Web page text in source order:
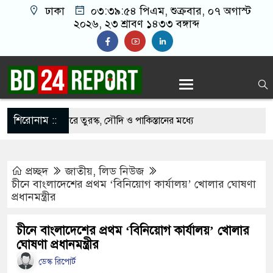
ঢাকা ০৩:৩৯:৫৫ পিএম, শুক্রবার, ০৭ অগাস্ট
২০২৬, ২৩ শ্রাবণ ১৪৩৩ বঙ্গাব্দ
শিরোনাম ::
জোরদারে তুরস্ক, সৌদি ও পাকিস্তানের মধ্যে
পথসভা থেকে উদ্ধার অস্ত্রটি খেলনা পিস্তল
বাংলাদেশের হাতে তুলে দিবে ভারত, প্রত্যাশা
ড. ইউনূসকে প্রস্তাব দেয়নি বিএনপি, আলোচনায় মির্জা
প্রচ্ছদ জাতীয়,লিড নিউজ
চীনে বাংলাদেশের প্রথম ‘বিনিয়োগ কার্যালয়’ খোলার ঘোষণা
প্রধানমন্ত্রীর
চীনে বাংলাদেশের প্রথম ‘বিনিয়োগ কার্যালয়’ খোলার
ঘোষণা প্রধানমন্ত্রীর
ডেস্ক রিপোর্ট